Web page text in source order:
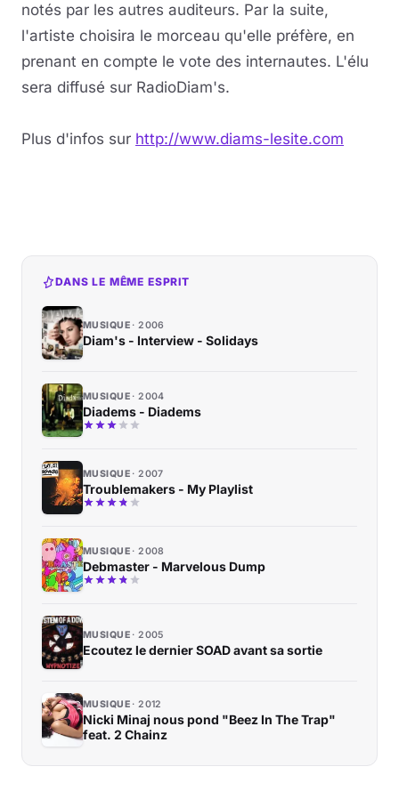
Musique
notés par les autres auditeurs. Par la suite,
l'artiste choisira le morceau qu'elle préfère, en
prenant en compte le vote des internautes. L'élu
sera diffusé sur RadioDiam's.
Plus d'infos sur http://www.diams-lesite.com
DANS LE MÊME ESPRIT
MUSIQUE 2006
Diam's - Interview - Solidays
MUSIQUE 2004
Diadems - Diadems
MUSIQUE 2007
Troublemakers - My Playlist
MUSIQUE 2008
Debmaster - Marvelous Dump
MUSIQUE 2005
Ecoutez le dernier SOAD avant sa sortie
MUSIQUE 2012
Nicki Minaj nous pond "Beez In The Trap"
feat. 2 Chainz